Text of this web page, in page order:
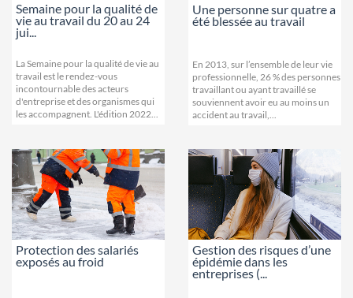
Semaine pour la qualité de
vie au travail du 20 au 24
jui...
La Semaine pour la qualité de vie au
travail est le rendez-vous
incontournable des acteurs
d'entreprise et des organismes qui
les accompagnent. L'édition 2022...
Une personne sur quatre a
été blessée au travail
En 2013, sur l’ensemble de leur vie
professionnelle, 26 % des personnes
travaillant ou ayant travaillé se
souviennent avoir eu au moins un
accident au travail,...
Protection des salariés
exposés au froid
Gestion des risques d’une
épidémie dans les
entreprises (...